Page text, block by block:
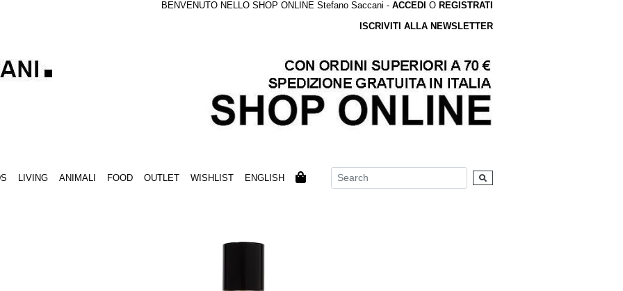
BENVENUTO NELLO SHOP ONLINE Stefano Saccani - ACCEDI O REGISTRATI
ISCRIVITI ALLA NEWSLETTER
LIVING ANIMALI FOOD OUTLET WISHLIST ENGLISH